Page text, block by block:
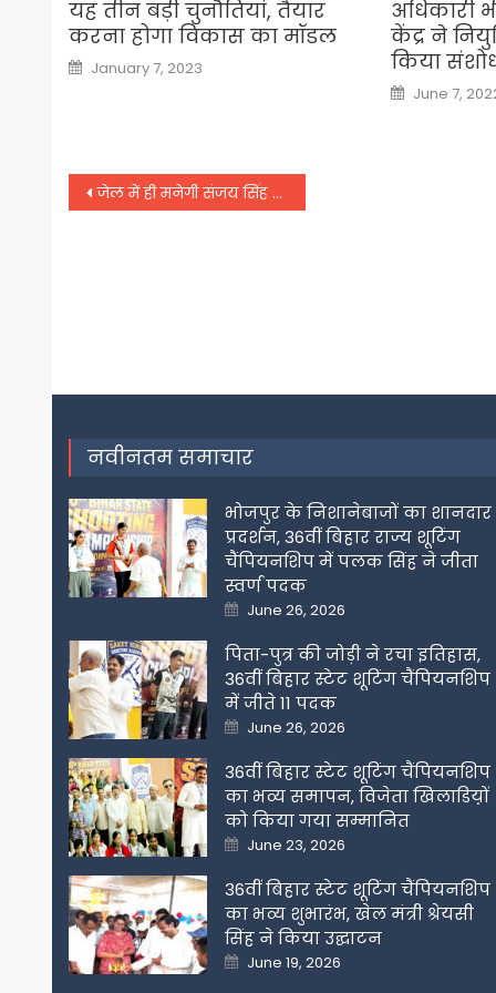
यह तीन बड़ी चुनौतियां, तैयार
करना होगा विकास का मॉडल
Posted
on
January 7, 2023
अधिकारी
केंद्र ने
किया
Posted
on
June 7,
Post
जेल में ही मनेगी संजय सिंह की दिवाली, दिल्ली की अदालत ने 24 नवंबर तक बढ़ाई न्यायिक हिरासत
नवीनतम समाचार
भोजपुर के निशानेबाजों का शानदार
प्रदर्शन, 36वीं बिहार राज्य शूटिंग
चैंपियनशिप में पलक सिंह ने जीता
स्वर्ण पदक
Posted
on
June 26, 2026
पिता-पुत्र की जोड़ी ने रचा इतिहास,
36वीं बिहार स्टेट शूटिंग चैंपियनशिप
में जीते 11 पदक
Posted
on
June 26, 2026
36वीं बिहार स्टेट शूटिंग चैंपियनशिप
का भव्य समापन, विजेता खिलाडिय़ों
को किया गया सम्मानित
Posted
on
June 23, 2026
36वीं बिहार स्टेट शूटिंग चैंपियनशिप
का भव्य शुभारंभ, खेल मंत्री श्रेयसी
सिंह ने किया उद्घाटन
Posted
on
June 19, 2026